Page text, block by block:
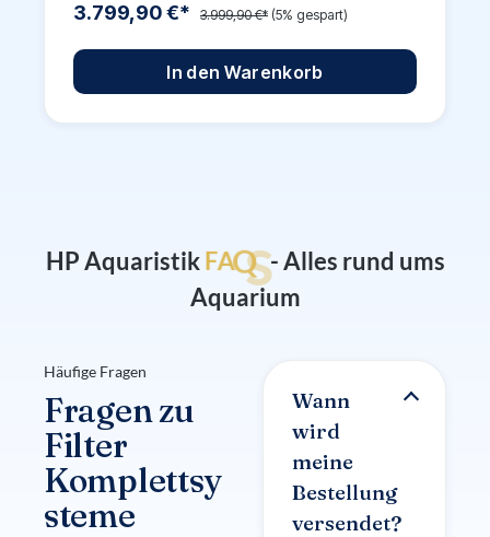
3.799,90 €* 3.999,90 €* (5% gespart)
In den Warenkorb
HP AquaristikFAQs- Alles rund ums
Aquarium
Häufige Fragen
Fragen zu
Filter
Komplettsy
steme
Wann
wird
meine
Bestellung
versendet?